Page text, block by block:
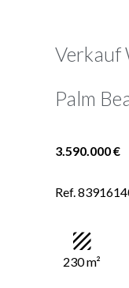
Verkauf
Palm
3.590.000 €
Ref.
230 m²